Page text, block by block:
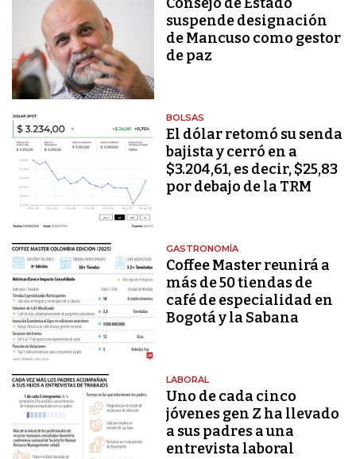
suspende designación
de Mancuso como gestor
de paz
BOLSAS
El dólar retomó su senda
bajista y cerró en a
$3.204,61, es decir, $25,83
por debajo de la TRM
GASTRONOMÍA
Coffee Master reunirá a
más de 50 tiendas de
café de especialidad en
Bogotá y la Sabana
LABORAL
Uno de cada cinco
jóvenes gen Z ha llevado
a sus padres a una
entrevista laboral